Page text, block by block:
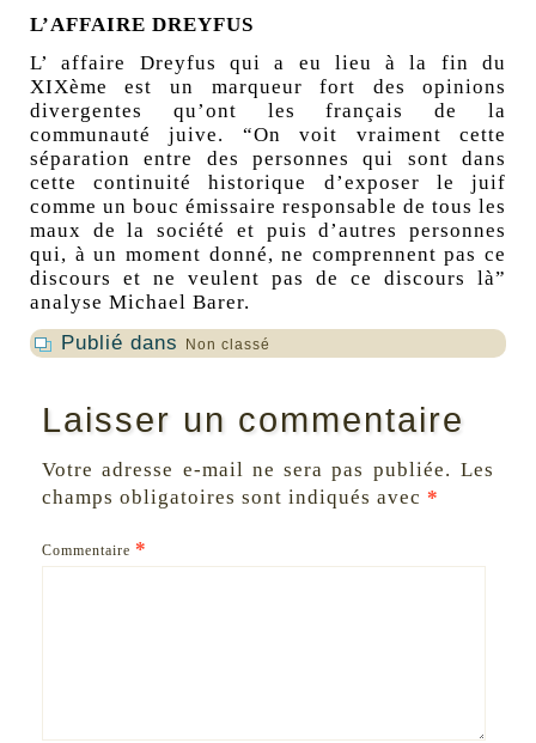
L’AFFAIRE DREYFUS
L’ affaire Dreyfus qui a eu lieu à la fin du
XIXème est un marqueur fort des opinions
divergentes qu’ont les français de la
communauté juive. “On voit vraiment cette
séparation entre des personnes qui sont dans
cette continuité historique d’exposer le juif
comme un bouc émissaire responsable de tous les
maux de la société et puis d’autres personnes
qui, à un moment donné, ne comprennent pas ce
discours et ne veulent pas de ce discours là”
analyse Michael Barer.
Publié dans
Non classé
Laisser un commentaire
Votre adresse e-mail ne sera pas publiée. Les
champs obligatoires sont indiqués avec *
Commentaire *